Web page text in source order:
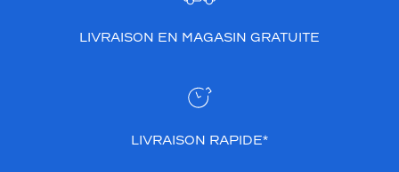
LIVRAISON EN MAGASIN GRATUITE
LIVRAISON RAPIDE*